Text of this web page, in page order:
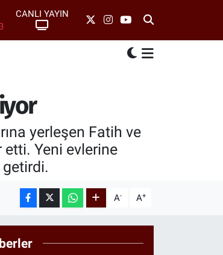
CANLI YAYIN
yerleşen Fatih ve
etti. Yeni evlerine
getirdi.
A- A+